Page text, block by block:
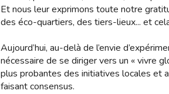
Et nous leur exprimons toute notre
des éco-quartiers, des tiers-lieux... et
Aujourd’hui, au-delà de l’envie
nécessaire de se diriger vers un « vivre
plus probantes des initiatives locales et
faisant consensus.